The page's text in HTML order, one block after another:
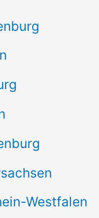
Westfalen